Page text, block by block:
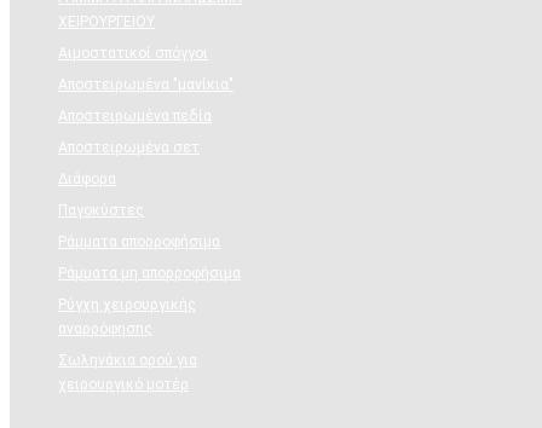
ΧΕΙΡΟΥΡΓΕΙΟΥ
Αιμοστατικοί σπόγγοι
Αποστειρωμένα "μανίκια"
Αποστειρωμένα πεδία
Αποστειρωμένα σετ
Διάφορα
Παγοκύστες
Ράμματα απορροφήσιμα
Ράμματα μη απορροφήσιμα
Ρύγχη χειρουργικής
αναρρόφησης
Σωληνάκια ορού για
χειρουργικό μοτέρ